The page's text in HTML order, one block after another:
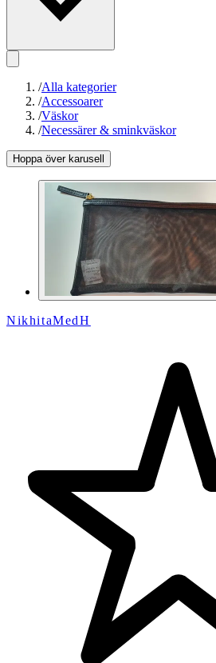
/Alla kategorier
/Accessoarer
/Väskor
/Necessärer & sminkväskor
Hoppa över karusell
NikhitaMedH